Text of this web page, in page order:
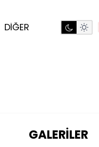
DİĞER
GALERİLER